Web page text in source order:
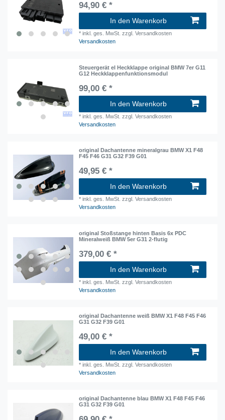
94,90 € *
In den Warenkorb
*inkl. ges. MwSt. zzgl. Versandkosten
Versandkosten
Steuergerät el Heckklappe original BMW 7er G11
G12 Heckklappenfunktionsmodul
99,00 € *
In den Warenkorb
*inkl. ges. MwSt. zzgl. Versandkosten
Versandkosten
original Dachantenne mineralgrau BMW X1 F48
F45 F46 G31 G32 F39 G01
49,95 € *
In den Warenkorb
*inkl. ges. MwSt. zzgl. Versandkosten
Versandkosten
original Stoßstange hinten Basis 6x PDC
Mineralweiß BMW 5er G31 2-flutig
379,00 € *
In den Warenkorb
*inkl. ges. MwSt. zzgl. Versandkosten
Versandkosten
original Dachantenne weiß BMW X1 F48 F45 F46
G31 G32 F39 G01
49,00 € *
In den Warenkorb
*inkl. ges. MwSt. zzgl. Versandkosten
Versandkosten
original Dachantenne blau BMW X1 F48 F45 F46
G31 G32 F39 G01